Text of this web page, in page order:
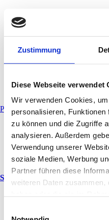
Zustimmung
Diese Webseite verwendet
Wir verwenden Cookies,
personalisieren,
zu können und die Zugriffe
analysieren. Außerdem
Verwendung unserer
soziale Medien, Werbung
Partner führen diese
weiteren Daten zusammen,
Home
Philipp Stieber - Personal Trainer
Startseite
Preise
Über mich
Meine Vita
Kontakt
Slider 2